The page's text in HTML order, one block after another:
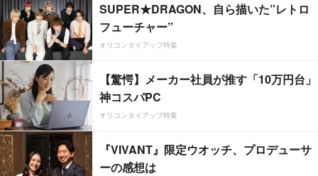
SUPER★DRAGON、自ら描いた”レトロ
フューチャー”
オリコンタイアップ特集
【驚愕】メーカー社員が推す「10万円台」
神コスパPC
オリコンタイアップ特集
『VIVANT』限定ウオッチ、プロデューサ
ーの感想は